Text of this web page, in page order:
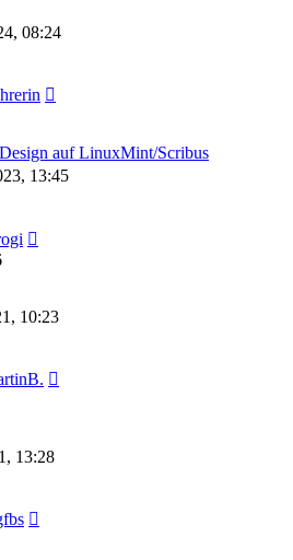
08:24
auf LinuxMint/Scribus
13:45
10:23
13:28